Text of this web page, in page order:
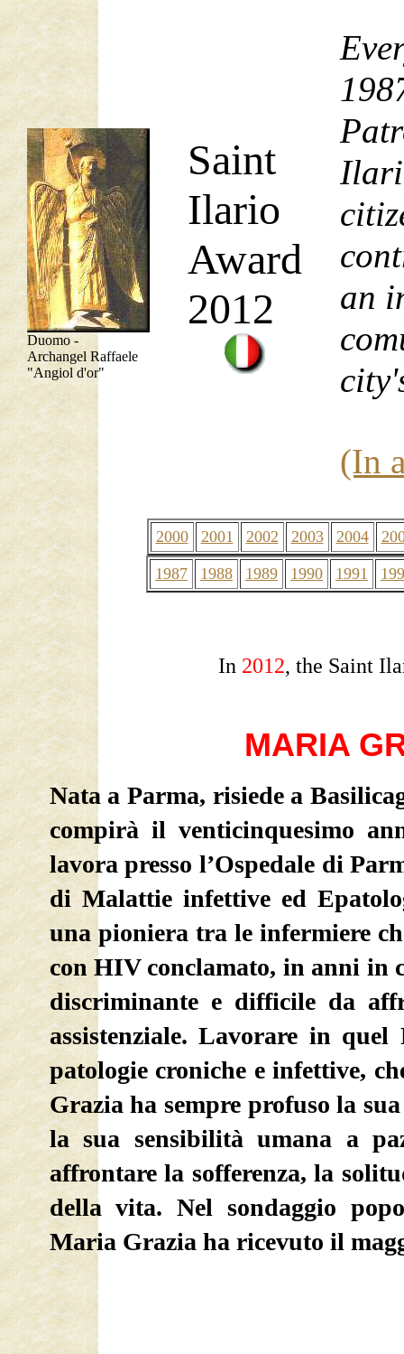
Duomo -
Archangel Raffaele
"Angiol d'or"
Saint
Ilario
Award
2012
an
(In
2000 2001 2002 2003 2004
1987 1988 1989 1990 1991
In 2012, the Saint
MARIA
Nata a Parma, risiede a
compirà il venticinquesimo
lavora presso l’Ospedale di
di Malattie infettive ed
una pioniera tra le infermiere
con HIV conclamato, in anni in
discriminante e difficile da
assistenziale. Lavorare in quel
patologie croniche e infettive,
Grazia ha sempre profuso la
la sua sensibilità umana a
affrontare la sofferenza, la
della vita. Nel sondaggio
Maria Grazia ha ricevuto il